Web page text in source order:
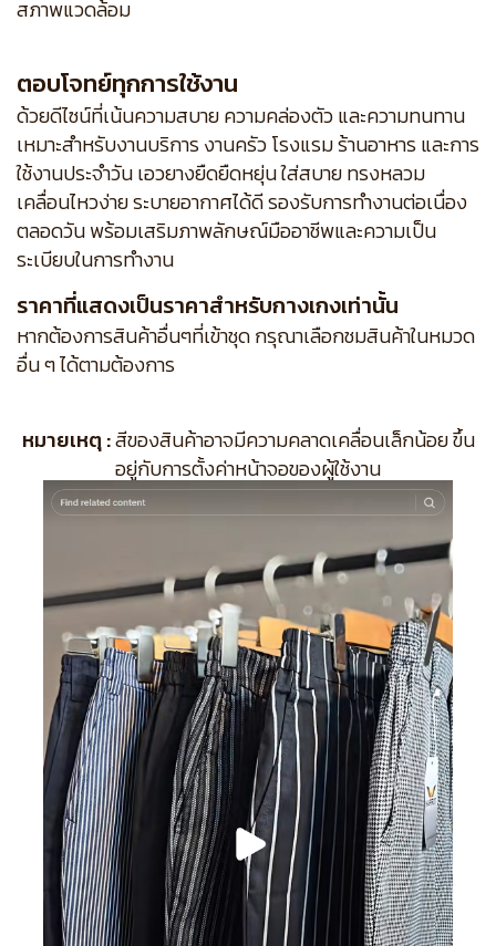
สภาพแวดล้อม
ตอบโจทย์ทุกการใช้งาน
ด้วยดีไซน์ที่เน้นความสบาย ความคล่องตัว และความทนทาน
เหมาะสำหรับงานบริการ งานครัว โรงแรม ร้านอาหาร และการ
ใช้งานประจำวัน เอวยางยืดยืดหยุ่น ใส่สบาย ทรงหลวม
เคลื่อนไหวง่าย ระบายอากาศได้ดี รองรับการทำงานต่อเนื่อง
ตลอดวัน พร้อมเสริมภาพลักษณ์มืออาชีพและความเป็น
ระเบียบในการทำงาน
ราคาที่แสดงเป็นราคาสำหรับกางเกงเท่านั้น
หากต้องการสินค้าอื่นๆที่เข้าชุด กรุณาเลือกชมสินค้าในหมวด
อื่น ๆ ได้ตามต้องการ
หมายเหตุ :สีของสินค้าอาจมีความคลาดเคลื่อนเล็กน้อย ขึ้น
อยู่กับการตั้งค่าหน้าจอของผู้ใช้งาน